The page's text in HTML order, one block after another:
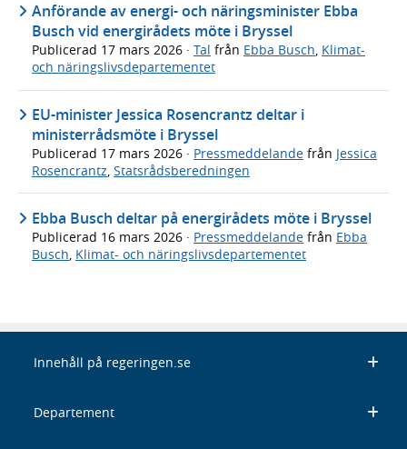
Anförande av energi- och näringsminister Ebba
Busch vid energirådets möte i Bryssel
Publicerad 17 mars 2026 · Tal från Ebba Busch, Klimat-
och näringslivsdepartementet
EU-minister Jessica Rosencrantz deltar i
ministerrådsmöte i Bryssel
Publicerad 17 mars 2026 · Pressmeddelande från Jessica
Rosencrantz, Statsrådsberedningen
Ebba Busch deltar på energirådets möte i Bryssel
Publicerad 16 mars 2026 · Pressmeddelande från Ebba
Busch Klimat- och näringslivsdepartementet
Innehåll på regeringen.se
Departement